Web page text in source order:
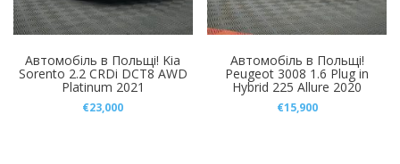
-
Рік
Автомобіль в Польщі! Kia
Sorento 2.2 CRDi DCT8 AWD
Platinum 2021
€23,000
Автомобіль в Польщі!
Peugeot 3008 1.6 Plug in
Hybrid 225 Allure 2020
€15,900